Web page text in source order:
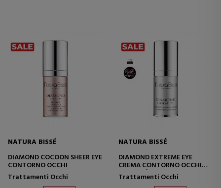
NATURA BISSÉ
DIAMOND COCOON SHEER EYE
CONTORNO OCCHI
Trattamenti Occhi
NATURA BISSÉ
DIAMOND EXTREME EYE
CREMA CONTORNO OCCHI
ANTI-ETÀ
Trattamenti Occhi